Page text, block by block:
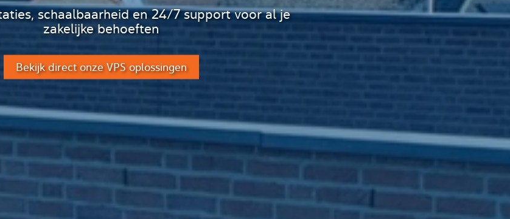
schaalbaarheid en 24/7 support voor al je
zakelijke behoeften
Bekijk direct onze VPS oplossingen